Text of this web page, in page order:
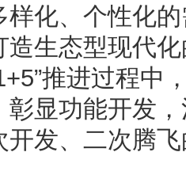
样化、个性化
造生态型现代
推进过程中
彰显功能开发
开发、二次腾